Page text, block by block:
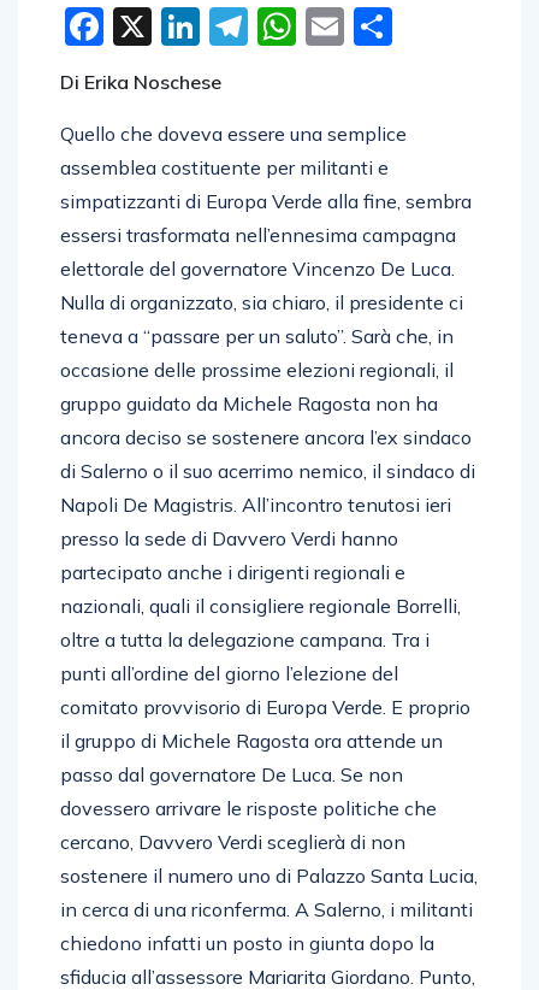
Facebook
X LinkedIn
Telegram
WhatsApp
Email
Di Erika Noschese
Quello che doveva essere una semplice
assemblea costituente per militanti e
simpatizzanti di Europa Verde alla fine, sembra
essersi trasformata nell’ennesima campagna
elettorale del governatore Vincenzo De Luca.
Nulla di organizzato, sia chiaro, il presidente ci
teneva a “passare per un saluto”. Sarà che, in
occasione delle prossime elezioni regionali, il
gruppo guidato da Michele Ragosta non ha
ancora deciso se sostenere ancora l’ex sindaco
di Salerno o il suo acerrimo nemico, il sindaco di
Napoli De Magistris. All’incontro tenutosi ieri
presso la sede di Davvero Verdi hanno
partecipato anche i dirigenti regionali e
nazionali, quali il consigliere regionale Borrelli,
oltre a tutta la delegazione campana. Tra i
punti all’ordine del giorno l’elezione del
comitato provvisorio di Europa Verde. E proprio
il gruppo di Michele Ragosta ora attende un
passo dal governatore De Luca. Se non
dovessero arrivare le risposte politiche che
cercano, Davvero Verdi sceglierà di non
sostenere il numero uno di Palazzo Santa Lucia,
in cerca di una riconferma. A Salerno, i militanti
chiedono infatti un posto in giunta dopo la
sfiducia all’assessore Mariarita Giordano. Punto,